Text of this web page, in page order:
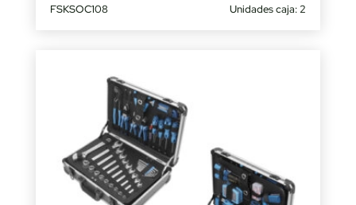
FSKSOC108 Unidades caja: 2